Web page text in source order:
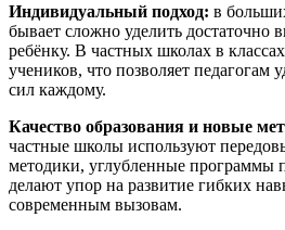
Индивидуальный подход: в
бывает сложно уделить достаточно
ребёнку. В частных школах в
учеников, что позволяет педагогам
сил каждому.
Качество образования и новые
частные школы используют
методики, углубленные программы
делают упор на развитие гибких
современным вызовам.